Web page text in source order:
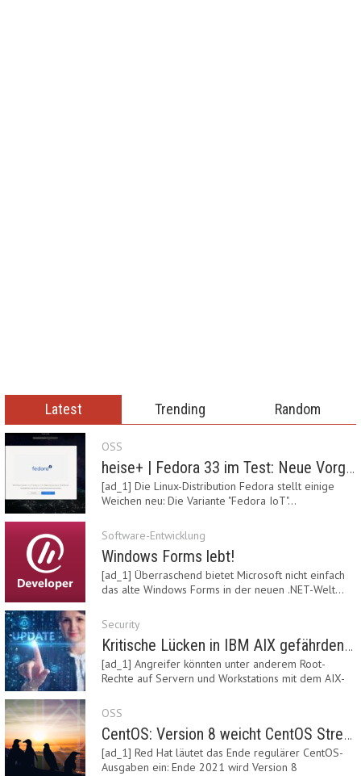
Latest Trending Random
OSS
heise+ | Fedora 33 im Test: Neue Vorgaben mit Btrfs, Systemd-Resolved und zRAM
[ad_1] Die Linux-Distribution Fedora stellt einige
Weichen neu: Die Variante "Fedora IoT"…
Software-Entwicklung
Windows Forms lebt!
[ad_1] Überraschend bietet Microsoft nicht einfach
das alte Windows Forms in der neuen .NET-Welt…
Security
Kritische Lücken in IBM AIX gefährden Server
[ad_1] Angreifer könnten unter anderem Root-
Rechte auf Servern und Workstations mit dem AIX-
OSS
CentOS: Version 8 weicht CentOS Stream
[ad_1] Red Hat läutet das Ende regulärer CentOS-
Ausgaben ein: Ende 2021 wird Version 8